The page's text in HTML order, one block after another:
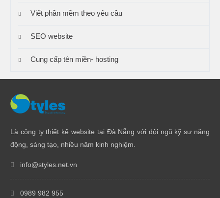
Viết phần mềm theo yêu cầu
SEO website
Cung cấp tên miền- hosting
Là công ty thiết kế website tại Đà Nẵng với đội ngũ kỹ sư năng
động, sáng tạo, nhiều năm kinh nghiệm.
info@styles.net.vn
0989 982 955